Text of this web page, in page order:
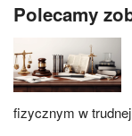
Polecamy
fizycznym w